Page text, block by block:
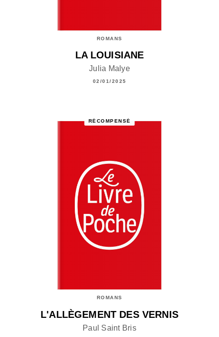
ROMANS
LA LOUISIANE
Julia Malye
02/01/2025
RÉCOMPENSÉ
ROMANS
L'ALLÈGEMENT DES VERNIS
Paul Saint Bris